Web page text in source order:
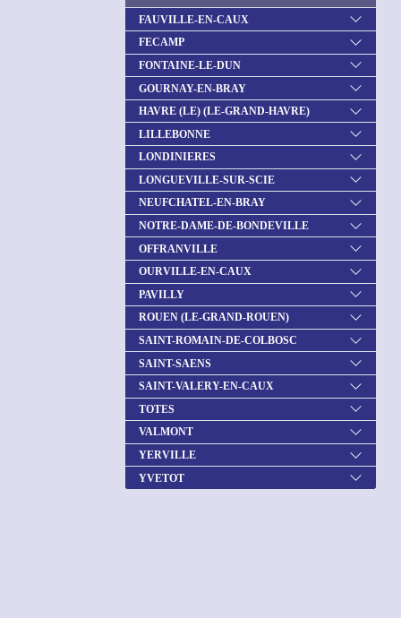
FAUVILLE-EN-CAUX
FECAMP
FONTAINE-LE-DUN
GOURNAY-EN-BRAY
HAVRE (LE) (LE-GRAND-HAVRE)
LILLEBONNE
LONDINIERES
LONGUEVILLE-SUR-SCIE
NEUFCHATEL-EN-BRAY
NOTRE-DAME-DE-BONDEVILLE
OFFRANVILLE
OURVILLE-EN-CAUX
PAVILLY
ROUEN (LE-GRAND-ROUEN)
SAINT-ROMAIN-DE-COLBOSC
SAINT-SAENS
SAINT-VALERY-EN-CAUX
TOTES
VALMONT
YERVILLE
YVETOT